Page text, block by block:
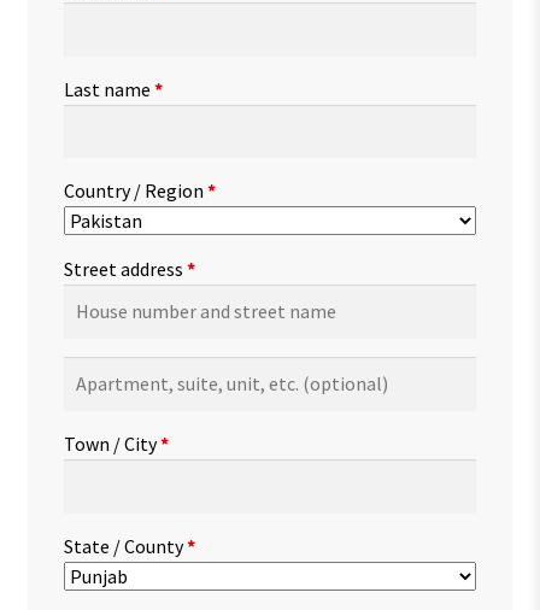
Last name *
Country / Region *
Street address *
suite,
etc.(optional)
Town / City*
State / County*